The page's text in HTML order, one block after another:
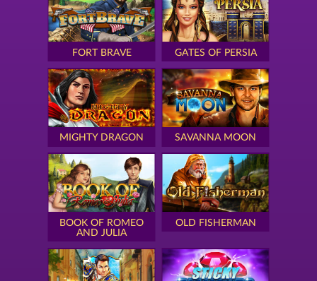
FORT BRAVE GATES OF PERSIA
MIGHTY DRAGON SAVANNA MOON
BOOK OF ROMEO
AND JULIA
OLD FISHERMAN